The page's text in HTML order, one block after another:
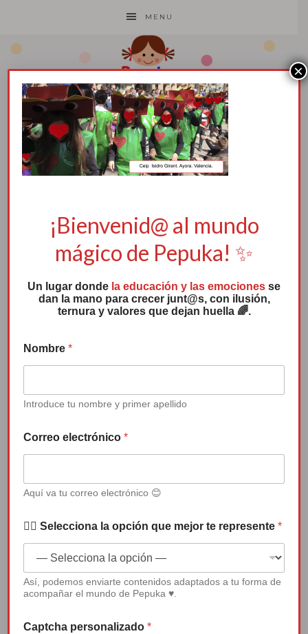
MENU
7. Isidro Girant
quite la sonrisa”
Reproductor
de
vídeo
00:00
¡Bienvenid@ al mundo
mágico de Pepuka! ✨
Un lugar donde la educación y las emociones se
dan la mano para crecer junt@s, con ilusión,
ternura y valores que dejan huella 🌈.
o
r
o
*
Nombre*
Introduce tu nombre y primer apellido
Correo electrónico*
Aquí va tu correo electrónico 😊
✍🏻 Selecciona la opción que mejor te represente*
Así, podemos enviarte contenidos adaptados a tu forma de
acompañar el mundo de Pepuka ♥.
Captcha personalizado*
×